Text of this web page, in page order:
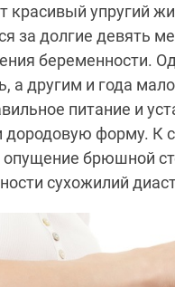
упругий
за долгие девять
беременности.
а другим и года
питание и
дородовую форму. К
опущение брюшной
сухожилий